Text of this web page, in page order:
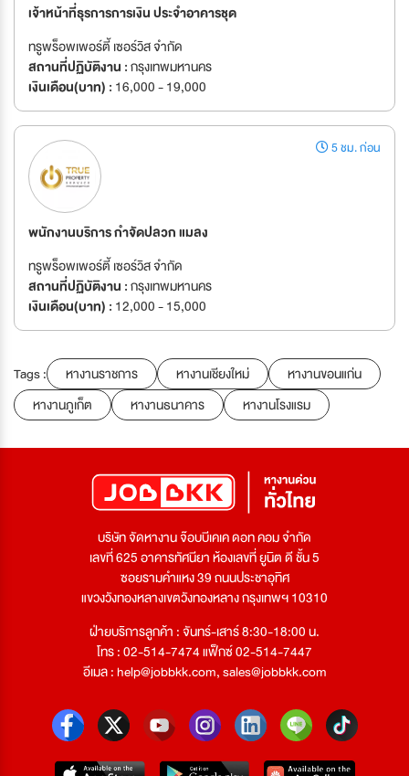
เจ้าหน้าที่ธุรการการเงิน ประจำอาคารชุด
ทรูพร็อพเพอร์ตี้ เซอร์วิส จำกัด
สถานที่ปฏิบัติงาน :กรุงเทพมหานคร
เงินเดือน(บาท) : 16,000 - 19,000
5 ชม. ก่อน
พนักงานบริการ กำจัดปลวก แมลง
ทรูพร็อพเพอร์ตี้ เซอร์วิส จำกัด
สถานที่ปฏิบัติงาน :กรุงเทพมหานคร
เงินเดือน(บาท) : 12,000 - 15,000
Tags : หางานราชการ หางานเชียงใหม่
หางานขอนแก่น
หางานภูเก็ต
หางานธนาคาร หางานโรงแรม
บริษัท จัดหางาน จ๊อบบีเคเค ดอท คอม จำกัด
เลขที่ 625 อาคารทัศนียา ห้องเลขที่ ยูนิต ดี ชั้น 5
ซอยรามคำแหง 39 ถนนประชาอุทิศ
แขวงวังทองหลางเขตวังทองหลาง กรุงเทพฯ 10310
ฝ่ายบริการลูกค้า : จันทร์-เสาร์ 8:30-18:00 น.
โทร : 02-514-7474 แฟ็กซ์ 02-514-7447
อีเมล :help@jobbkk.com,sales@jobbkk.com